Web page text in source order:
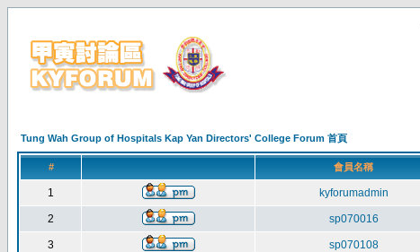
Tung Wah Group of Hospitals Kap Yan Directors' College Forum 首頁
# 會員名稱
1 kyforumadmin
2 sp070016
3 sp070108